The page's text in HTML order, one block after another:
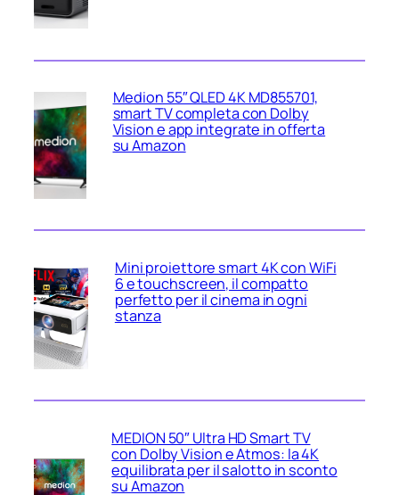
Medion 55″ QLED 4K MD855701,
smart TV completa con Dolby
Vision e app integrate in offerta
su Amazon
Mini proiettore smart 4K con WiFi
6 e touchscreen, il compatto
perfetto per il cinema in ogni
stanza
MEDION 50″ Ultra HD Smart TV
con Dolby Vision e Atmos: la 4K
equilibrata per il salotto in sconto
su Amazon